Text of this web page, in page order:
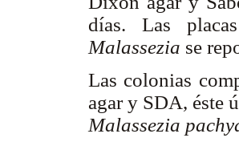
días. Las
Malassezia se
Las colonias
agar y SDA, éste
Malassezia